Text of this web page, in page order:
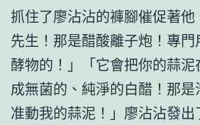
抓住了廖沾沾的褲腳催促著
先生！那是醋酸離子炮！專
酵物的！」「它會把你的蒜
成無菌的、純淨的白醋！那
准動我的蒜泥！」廖沾沾發